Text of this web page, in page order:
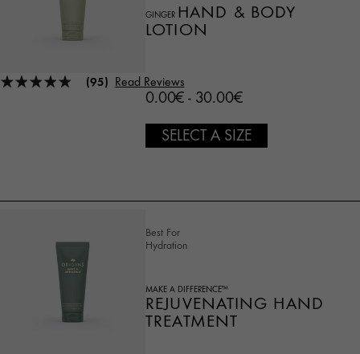
GINGER HAND & BODY
LOTION
(95) Read Reviews
0.00€ - 30.00€
SELECT A SIZE
Best For
Hydration
MAKE A DIFFERENCE™
REJUVENATING HAND
TREATMENT